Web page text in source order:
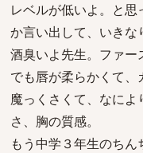
レベルが低いよ。と
か言い出して、いきな
酒臭いよ先生。ファー
でも唇が柔らかくて
魔っくさくて、なに
さ、胸の質感。
もう中学３年生のちん